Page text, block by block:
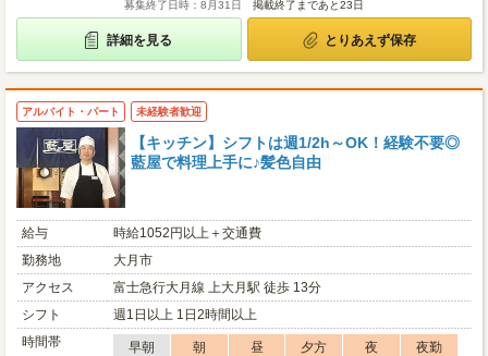
募集終了日時：8月31日 掲載終了まであと23日
詳細を見る とりあえず保存
アルバイト・パート 未経験者歓迎
【キッチン】シフトは週1/2h～OK！経験不要◎
藍屋で料理上手に♪髪色自由
給与
時給1052円以上＋交通費
勤務地
大月市
アクセス
富士急行大月線 上大月駅 徒歩 13分
シフト
週1日以上 1日2時間以上
時間帯
早朝 朝 昼 夕方 夜
夜勤